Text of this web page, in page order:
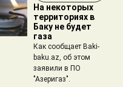
На некоторых
территориях в
Баку не будет
газа
Как сообщает Baki-
baku.az, об этом
заявили в ПО
"Азеригаз".